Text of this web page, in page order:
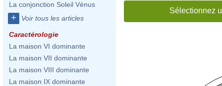
La conjonction Soleil Vénus
+ Voir tous les articles
Caractérologie
La maison VI dominante
La maison VII dominante
La maison VIII dominante
La maison IX dominante
Sélectionnez